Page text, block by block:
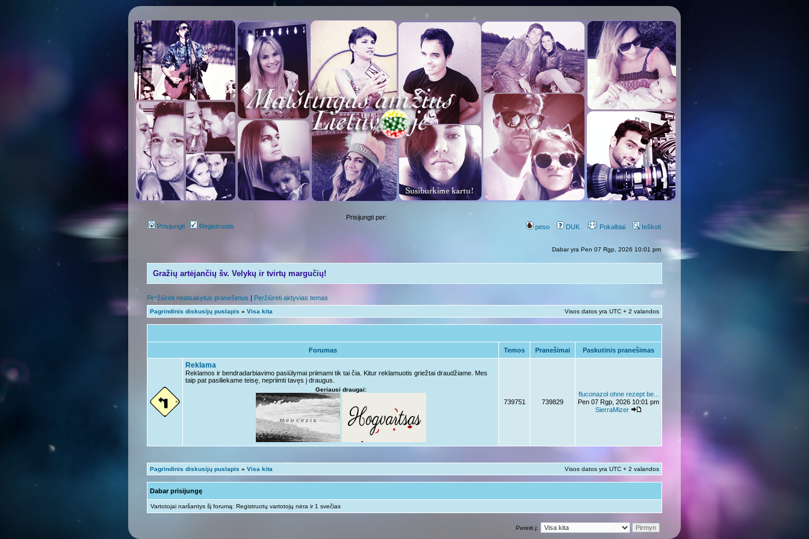
Prisijungti Registruotis
Prisijungti per:
peso
DUK Pokalbiai Ieškoti
Dabar yra Pen 07 Rgp, 2026 10:01 pm
Gražių artėjančių šv. Velykų ir tvirtų margučių!
Peržiūrėti neatsakytus pranešimus | Peržiūrėti aktyvias temas
Pagrindinis diskusijų puslapis » Visa kita Visos datos yra UTC + 2 valandos
Forumas Temos Pranešimai Paskutinis pranešimas
Reklama
Reklamos ir bendradarbiavimo pasiūlymai priimami tik tai čia. Kitur reklamuotis griežtai draudžiame. Mes
taip pat pasiliekame teisę, nepriimti tavęs į draugus.
Geriausi draugai:
739751 739829
fluconazol ohne rezept be...
Pen 07 Rgp, 2026 10:01 pm
SierraMizer
Pagrindinis diskusijų puslapis » Visa kita Visos datos yra UTC + 2 valandos
Dabar prisijungę
Vartotojai naršantys šį forumą: Registruotų vartotojų nėra ir 1 svečias
Pereiti į: